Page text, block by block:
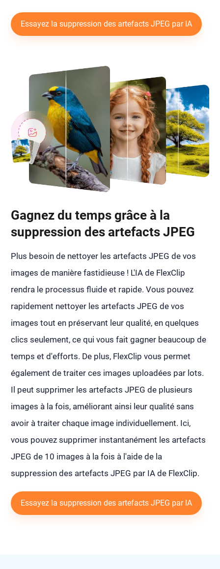
Essayez la suppression des artefacts JPEG par IA
Gagnez du temps grâce à la
suppression des artefacts JPEG
Plus besoin de nettoyer les artefacts JPEG de vos
images de manière fastidieuse ! L'IA de FlexClip
rendra le processus fluide et rapide. Vous pouvez
rapidement nettoyer les artefacts JPEG de vos
images tout en préservant leur qualité, en quelques
clics seulement, ce qui vous fait gagner beaucoup de
temps et d'efforts. De plus, FlexClip vous permet
également de traiter ces images uploadées par lots.
Il peut supprimer les artefacts JPEG de plusieurs
images à la fois, améliorant ainsi leur qualité sans
avoir à traiter chaque image individuellement. Ici,
vous pouvez supprimer instantanément les artefacts
JPEG de 10 images à la fois à l'aide de la
suppression des artefacts JPEG par IA de FlexClip.
Essayez la suppression des artefacts JPEG par IA